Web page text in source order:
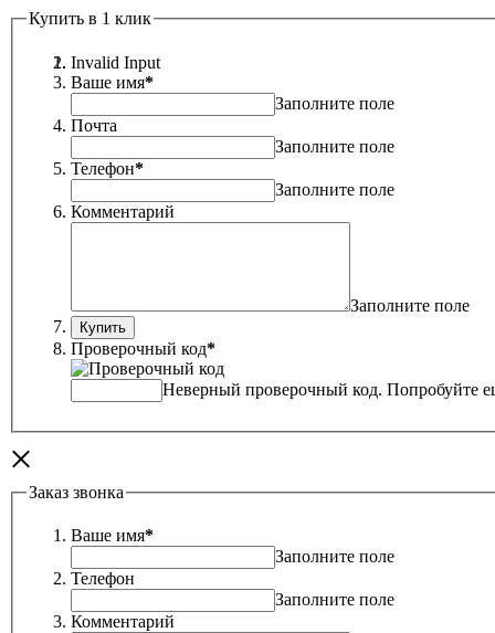
Купить в 1 клик
Invalid Input
Ваше имя*
Заполните поле
Почта
Заполните поле
Телефон*
Заполните поле
Комментарий
Заполните поле
Проверочный код*
Неверный проверочный код. Попробуйте
×
Заказ звонка
Ваше имя*
Заполните поле
Телефон
Заполните поле
Комментарий